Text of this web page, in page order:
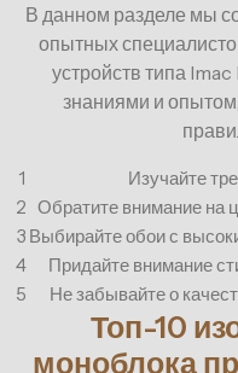
В данном разделе мы
опытных
устройств типа
знаниями и
1
Изучайте
2 Обратите внимание на
3 Выбирайте обои с
4
Придайте внимание
5
Не забывайте о
Топ-10
моноблока